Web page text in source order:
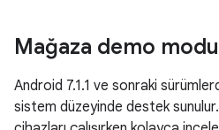
Mağaza demo modu
Android 7.1.1 ve sonraki
sistem düzeyinde destek sunulur.